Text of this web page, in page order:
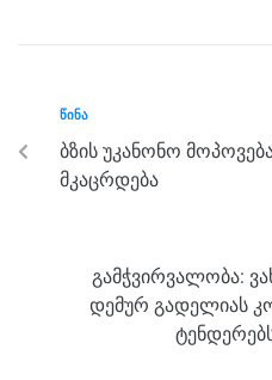
b
o
o
g
er
m p
p
ᲬᲘᲜᲐ
ბზის უკანონო
მკაცრდება
გამჭვირვალობა:
დემურ გადელიას